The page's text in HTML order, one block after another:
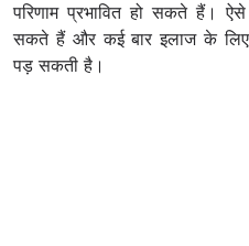
परिणाम प्रभावित हो सकते हैं।
सकते हैं और कई बार इलाज के
पड़ सकती है।